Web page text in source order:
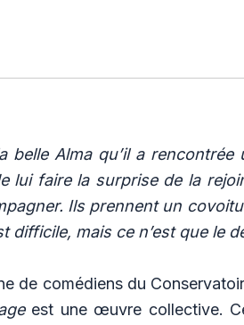
belle Alma qu’il a rencontrée
lui faire la surprise de la
Ils prennent un
difficile, mais ce n’est que le
de comédiens du
est une œuvre collective.